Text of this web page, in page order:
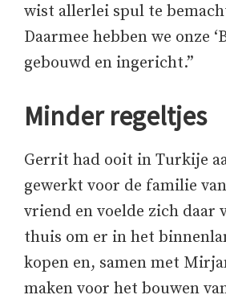
wist allerlei spul te
Daarmee hebben we onze
gebouwd en ingericht.”
Minder regeltjes
Gerrit had ooit in Turkije
gewerkt voor de familie
vriend en voelde zich daar
thuis om er in het
kopen en, samen met
maken voor het bouwen